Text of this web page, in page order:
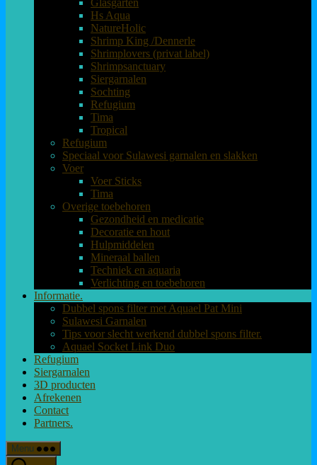
Glasgarten
Hs Aqua
NatureHolic
Shrimp King /Dennerle
Shrimplovers (privat label)
Shrimpsanctuary
Siergarnalen
Sochting
Refugium
Tima
Tropical
Refugium
Speciaal voor Sulawesi garnalen en slakken
Voer
Voer Sticks
Tima
Overige toebehoren
Gezondheid en medicatie
Decoratie en hout
Hulpmiddelen
Mineraal ballen
Techniek en aquaria
Verlichting en toebehoren
Informatie.
Dubbel spons filter met Aquael Pat Mini
Sulawesi Garnalen
Tips voor slecht werkend dubbel spons filter.
Aquael Socket Link Duo
Refugium
Siergarnalen
3D producten
Afrekenen
Contact
Partners.
Menu